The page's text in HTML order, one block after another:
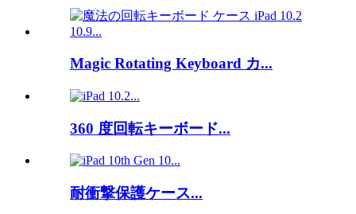
Magic Rotating Keyboard カ...
360 度回転キーボード...
耐衝撃保護ケース...